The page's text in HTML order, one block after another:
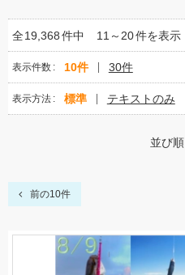
全19,368件中 11～20件を表示
表示件数 10件 30件
表示方法 標準 テキストのみ
並び順
前の10件